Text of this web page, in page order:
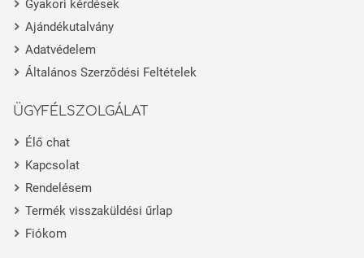
Gyakori kérdések
Ajándékutalvány
Adatvédelem
Általános Szerződési Feltételek
ÜGYFÉLSZOLGÁLAT
Élő chat
Kapcsolat
Rendelésem
Termék visszaküldési űrlap
Fiókom